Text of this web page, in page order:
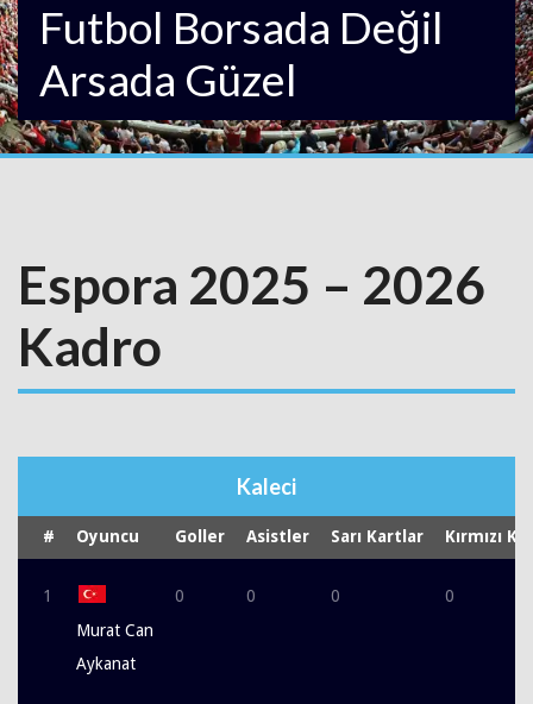
Futbol Borsada Değil
Arsada Güzel
Espora 2025 – 2026
Kadro
Kaleci
# Oyuncu Goller Asistler Sarı Kartlar Kırmızı
1
Murat Can
Aykanat
0 0 0 0